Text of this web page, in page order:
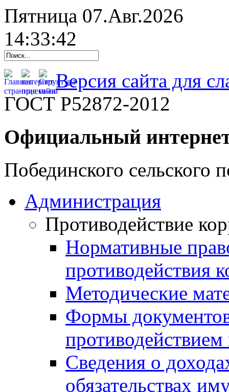
Пятница 07.Авг.2026
14:33:43
Версия сайта для
ГОСТ Р52872-2012
Официальный
Побединского сельского
Администрация
Противодействие
Нормативные
противодействия
Методические
Формы
Сведения о
обязательствах